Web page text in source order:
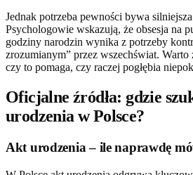
Jednak potrzeba pewności bywa
Psychologowie wskazują, że obsesja na
godziny narodzin wynika z potrzeby
zrozumianym” przez wszechświat.
czy to pomaga, czy raczej pogłębia
Oficjalne źródła: gdzie
urodzenia w Polsce?
Akt urodzenia – ile naprawdę